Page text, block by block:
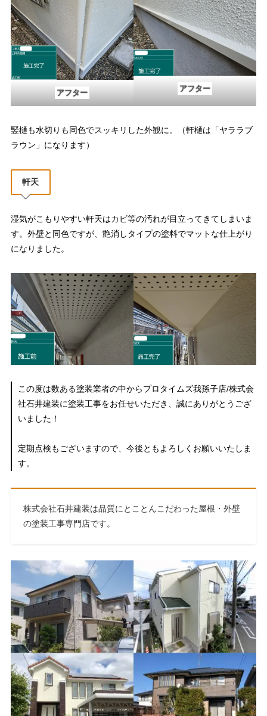
アフター アフター
竪樋も水切りも同色でスッキリした外観に。（軒樋は「ヤララブ
ラウン」になります）
軒天
湿気がこもりやすい軒天はカビ等の汚れが目立ってきてしまいま
す。外壁と同色ですが、艶消しタイプの塗料でマットな仕上がり
になりました。
この度は数ある塗装業者の中からプロタイムズ我孫子店/株式会
社石井建装に塗装工事をお任せいただき、誠にありがとうござ
いました！
定期点検もございますので、今後ともよろしくお願いいたしま
す。
株式会社石井建装は品質にとことんこだわった屋根・外壁
の塗装工事専門店です。